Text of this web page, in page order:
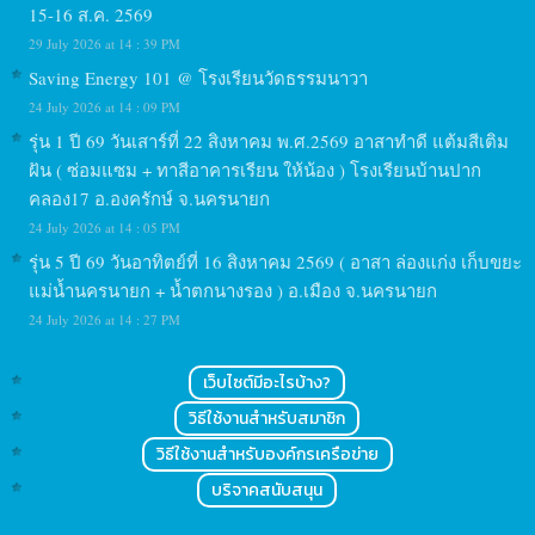
15-16 ส.ค. 2569
29 July 2026 at 14 : 39 PM
Saving Energy 101 @ โรงเรียนวัดธรรมนาวา
24 July 2026 at 14 : 09 PM
รุ่น 1 ปี 69 วันเสาร์ที่ 22 สิงหาคม พ.ศ.2569 อาสาทำดี แต้มสีเติม
ฝัน ( ซ่อมแซม + ทาสีอาคารเรียน ให้น้อง ) โรงเรียนบ้านปาก
คลอง17 อ.องครักษ์ จ.นครนายก
24 July 2026 at 14 : 05 PM
รุ่น 5 ปี 69 วันอาทิตย์ที่ 16 สิงหาคม 2569 ( อาสา ล่องแก่ง เก็บขยะ
แม่น้ำนครนายก + น้ำตกนางรอง ) อ.เมือง จ.นครนายก
24 July 2026 at 14 : 27 PM
เว็บไซต์มีอะไรบ้าง?
วิธีใช้งานสำหรับสมาชิก
วิธีใช้งานสำหรับองค์กรเครือข่าย
บริจาคสนับสนุน